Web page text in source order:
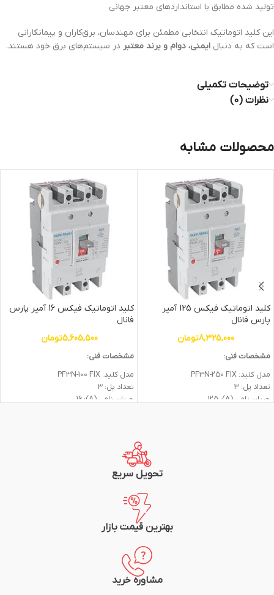
تولید شده مطابق با استانداردهای معتبر جهانی
این کلید اتوماتیک انتخابی مطمئن برای مهندسان، برق‌کاران و پیمانکارانی
است که به دنبال ایمنی، دوام و برند معتبر در سیستم‌های برق خود هستند.
توضیحات تکمیلی
نظرات (0)
محصولات مشابه
کلید اتوماتیک فیکس 125 آمپر
پارس فانال
8,325,000تومان
مشخصات فنی:
مدل کلید: PF3N-250 FIX
تعداد پل: 3
جريان نامي (A): 125
کلید اتوماتیک فیکس 16 آمپر پارس
فانال
5,605,500تومان
مشخصات فنی:
مدل کلید: PF3N-100 FIX
تعداد پل: 3
جريان نامي (A): 16
شرکت سازنده: پارس فانال
تحویل سریع
بهترین قیمت بازار
مشاوره خرید